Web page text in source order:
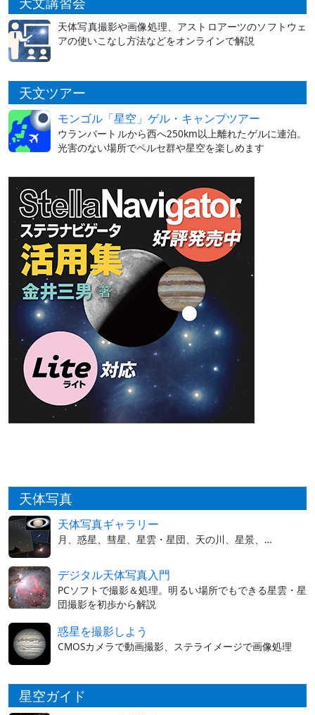
天体写真撮影や画像処理、アストロアーツのソフトウェ
アの使いこなし方法などをオンラインで解説
天文ツアー
モンゴル「星空」ゲル・キャンプツアー
ウランバートルから西へ250km以上離れたゲルに連泊。
光害のない場所でペルセ群や星空を楽しめます
天体写真
天体写真ギャラリー
月、惑星、彗星、星雲・星団、天の川、星景、…
デジタル天体写真入門
PCソフトで撮影＆処理。明るい場所でもできる星雲・星
団撮影を初歩から解説
惑星を撮影しよう
CMOSカメラで動画撮影、ステライメージで画像処理
星空ガイド